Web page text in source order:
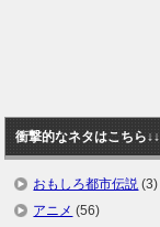
衝撃的なネタはこちら↓↓
おもしろ都市伝説 (3)
アニメ (56)